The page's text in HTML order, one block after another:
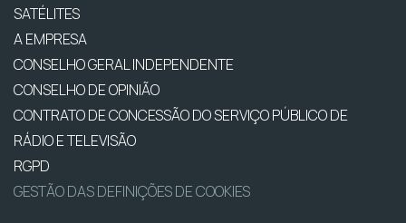
SATÉLITES
A EMPRESA
CONSELHO GERAL INDEPENDENTE
CONSELHO DE OPINIÃO
CONTRATO DE CONCESSÃO DO SERVIÇO PÚBLICO DE
RÁDIO E TELEVISÃO
RGPD
GESTÃO DAS DEFINIÇÕES DE COOKIES